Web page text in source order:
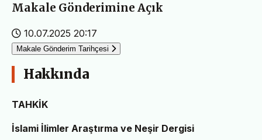
Makale Gönderimine Açık
10.07.2025 20:17
Makale Gönderim Tarihçesi
Hakkında
TAHKİK
İslami İlimler Araştırma ve Neşir Dergisi